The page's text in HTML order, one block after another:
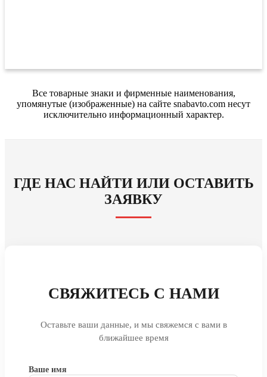
Все товарные знаки и фирменные наименования,
упомянутые (изображенные) на сайте snabavto.com несут
исключительно информационный характер.
ГДЕ НАС НАЙТИ ИЛИ ОСТАВИТЬ
ЗАЯВКУ
СВЯЖИТЕСЬ С НАМИ
Оставьте ваши данные, и мы свяжемся с вами в
ближайшее время
Ваше имя